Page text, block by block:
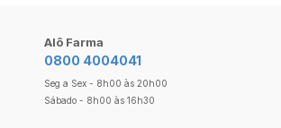
Alô Farma
0800 4004041
Seg a Sex - 8h00 às 20h00
Sábado - 8h00 às 16h30